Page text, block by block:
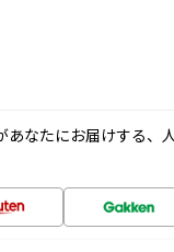
なたにお届けする、